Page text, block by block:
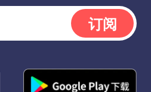
订阅